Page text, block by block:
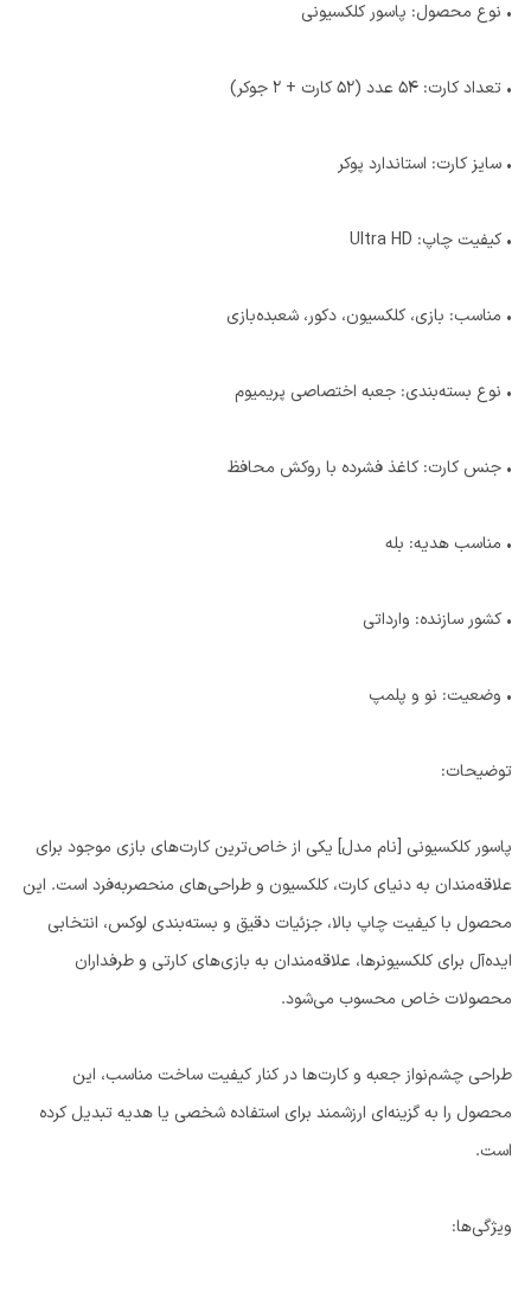
• نوع محصول: پاسور کلکسیونی
• تعداد کارت: 54 عدد (52 کارت + 2 جوکر)
• سایز کارت: استاندارد پوکر
• کیفیت چاپ: Ultra HD
• مناسب: بازی، کلکسیون، دکور، شعبده‌بازی
• نوع بسته‌بندی: جعبه اختصاصی پریمیوم
• جنس کارت: کاغذ فشرده با روکش محافظ
• مناسب هدیه: بله
• کشور سازنده: وارداتی
• وضعیت: نو و پلمپ
توضیحات:
پاسور کلکسیونی [نام مدل] یکی از خاص‌ترین کارت‌های بازی موجود برای
علاقه‌مندان به دنیای کارت، کلکسیون و طراحی‌های منحصربه‌فرد است. این
محصول با کیفیت چاپ بالا، جزئیات دقیق و بسته‌بندی لوکس، انتخابی
ایده‌آل برای کلکسیونرها، علاقه‌مندان به بازی‌های کارتی و طرفداران
محصولات خاص محسوب می‌شود.
طراحی چشم‌نواز جعبه و کارت‌ها در کنار کیفیت ساخت مناسب، این
محصول را به گزینه‌ای ارزشمند برای استفاده شخصی یا هدیه تبدیل کرده
است.
ویژگی‌ها: